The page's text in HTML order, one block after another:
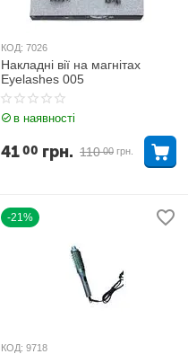
КОД: 7026
Накладні вії на магнітах
Eyelashes 005
в наявності
110 00 грн.
4100 грн.
-21%
КОД: 9718